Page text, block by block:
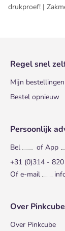
drukproef! |
Regel snel
Mijn bestellingen
Bestel opnieuw
Persoonlijk
Bel
of App
+31 (0)314 -
Of e-mail
Over Pinkcube
Over Pinkcube